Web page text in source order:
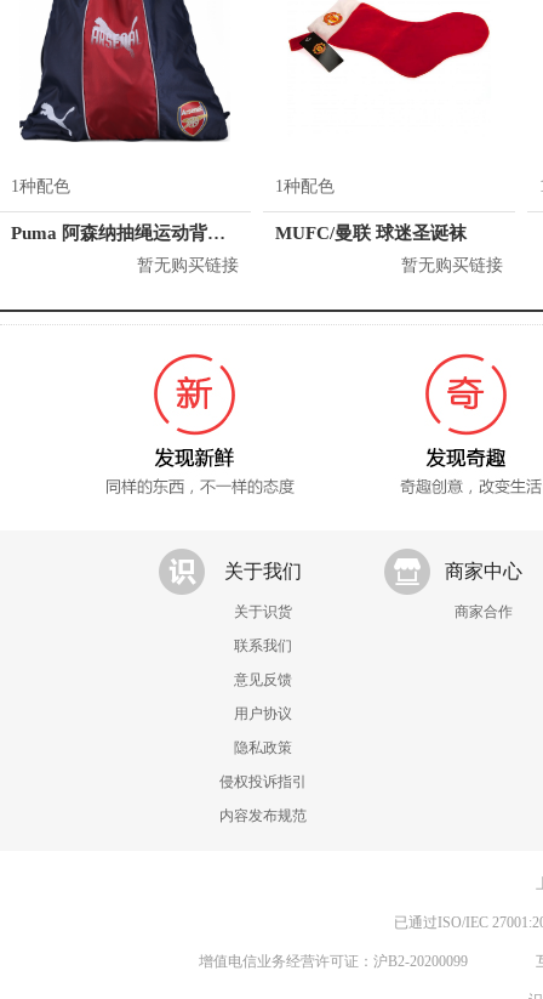
1种配色
Puma 阿森纳抽绳运动背包 075236
暂无购买链接
1种配色
MUFC/曼联 球迷圣诞袜
暂无购买链接
关于我们
关于识货
联系我们
意见反馈
用户协议
隐私政策
侵权投诉指引
内容发布规范
商家中心
商家合作
已通过ISO/IEC
增值电信业务经营许可证：沪B2-20200099